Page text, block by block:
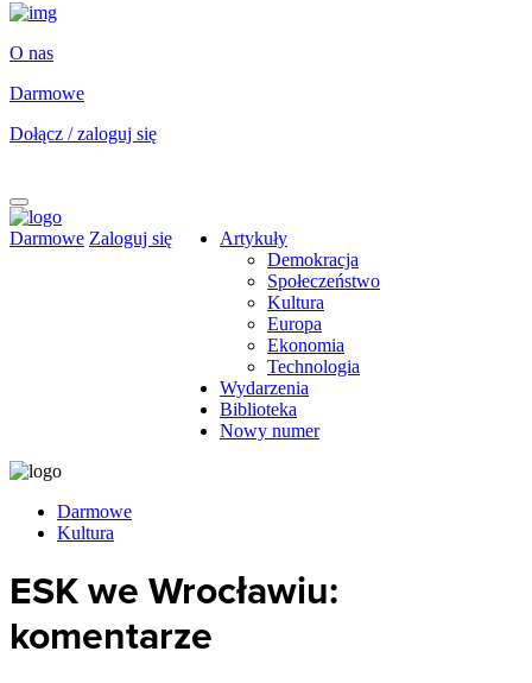
O nas
Darmowe
Dołącz / zaloguj się
Darmowe Zaloguj się
Artykuły
Demokracja
Społeczeństwo
Kultura
Europa
Ekonomia
Technologia
Wydarzenia
Biblioteka
Nowy numer
Darmowe
Kultura
ESK we Wrocławiu:
komentarze